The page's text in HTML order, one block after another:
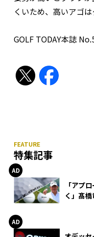
くいため、高いアゴは
GOLF TODAY本誌
特集記事
「アプ
く」髙